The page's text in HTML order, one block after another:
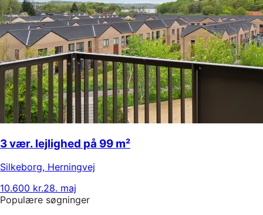
3 vær. lejlighed på 99 m²
Silkeborg, Herningvej
10.600 kr.28. maj
Populære søgninger